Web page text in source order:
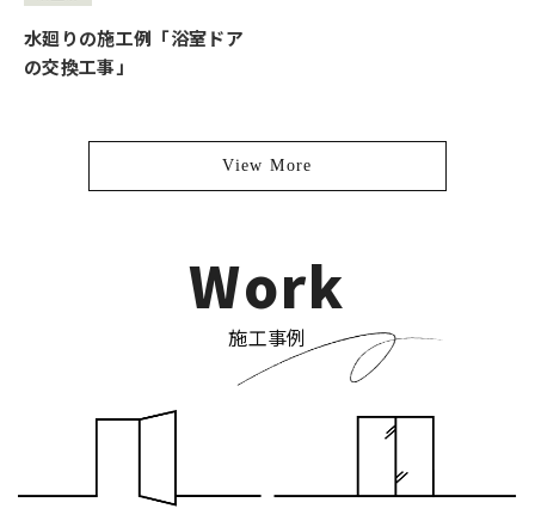
水廻りの施工例「浴室ドア
の交換工事」
View More
Work
施工事例